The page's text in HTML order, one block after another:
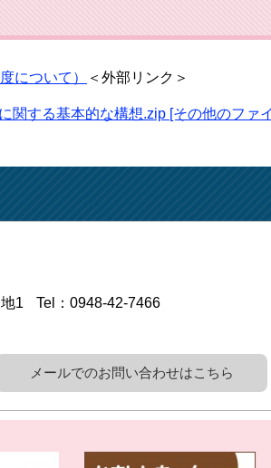
について） ＜外部リンク＞
関する基本的な構想.zip [その他のファ
1
Tel：0948-42-7466
メールでのお問い合わせはこちら